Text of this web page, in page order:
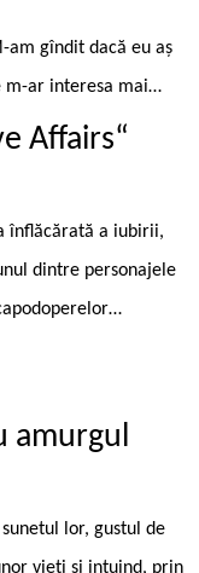
am gîndit dacă eu aș
m-ar interesa mai…
Affairs“
înflăcărată a iubirii,
dintre personajele
amurgul
lor, gustul de
vieţi şi intuind, prin